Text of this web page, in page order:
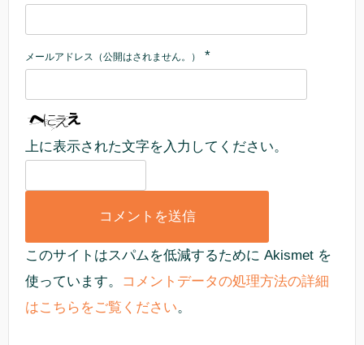
メールアドレス（公開はされません。） *
上に表示された文字を入力してください。
このサイトはスパムを低減するために Akismet を
使っています。
コメントデータの処理方法の詳細
はこちらをご覧ください。